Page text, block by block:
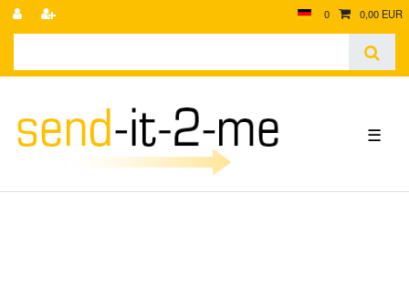
0 0,00 EUR
☰